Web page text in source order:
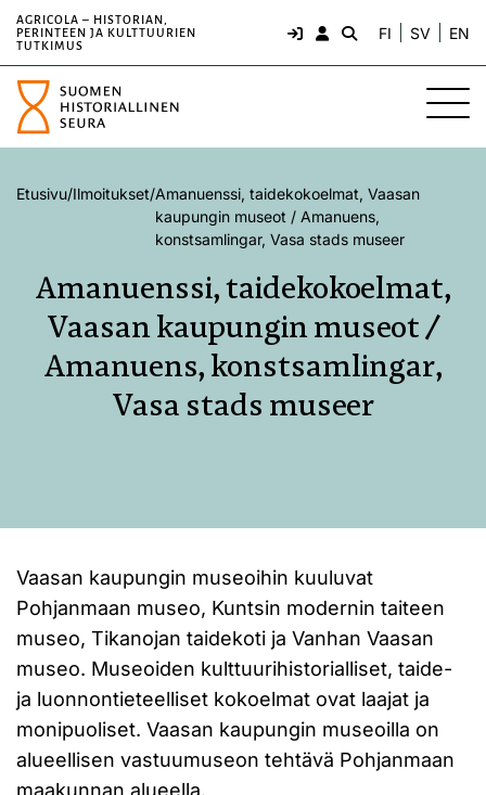
AGRICOLA – HISTORIAN,
PERINTEEN JA KULTTUURIEN
TUTKIMUS
FI SV EN
Etusivu/Ilmoitukset/Amanuenssi, taidekokoelmat, Vaasan
kaupungin museot / Amanuens,
konstsamlingar, Vasa stads museer
Amanuenssi, taidekokoelmat,
Vaasan kaupungin museot /
Amanuens, konstsamlingar,
Vasa stads museer
Vaasan kaupungin museoihin kuuluvat
Pohjanmaan museo, Kuntsin modernin taiteen
museo, Tikanojan taidekoti ja Vanhan Vaasan
museo. Museoiden kulttuurihistorialliset, taide-
ja luonnontieteelliset kokoelmat ovat laajat ja
monipuoliset. Vaasan kaupungin museoilla on
alueellisen vastuumuseon tehtävä Pohjanmaan
maakunnan alueella.